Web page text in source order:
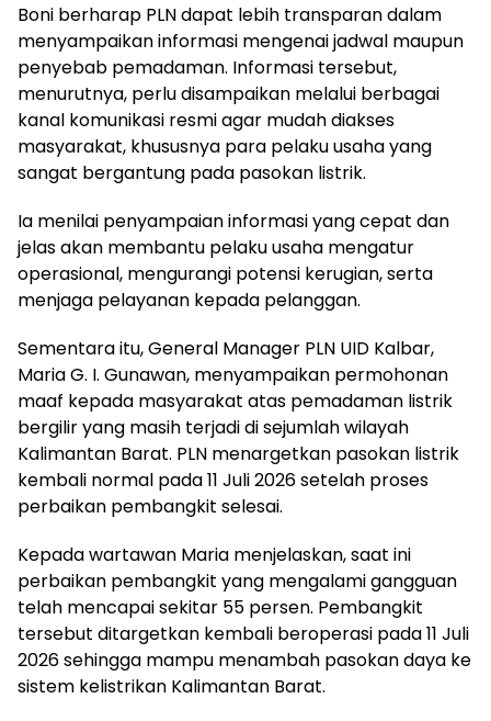
Boni berharap PLN dapat lebih transparan dalam
menyampaikan informasi mengenai jadwal maupun
penyebab pemadaman. Informasi tersebut,
menurutnya, perlu disampaikan melalui berbagai
kanal komunikasi resmi agar mudah diakses
masyarakat, khususnya para pelaku usaha yang
sangat bergantung pada pasokan listrik.
Ia menilai penyampaian informasi yang cepat dan
jelas akan membantu pelaku usaha mengatur
operasional, mengurangi potensi kerugian, serta
menjaga pelayanan kepada pelanggan.
Sementara itu, General Manager PLN UID Kalbar,
Maria G. I. Gunawan, menyampaikan permohonan
maaf kepada masyarakat atas pemadaman listrik
bergilir yang masih terjadi di sejumlah wilayah
Kalimantan Barat. PLN menargetkan pasokan listrik
kembali normal pada 11 Juli 2026 setelah proses
perbaikan pembangkit selesai.
Kepada wartawan Maria menjelaskan, saat ini
perbaikan pembangkit yang mengalami gangguan
telah mencapai sekitar 55 persen. Pembangkit
tersebut ditargetkan kembali beroperasi pada 11 Juli
2026 sehingga mampu menambah pasokan daya ke
sistem kelistrikan Kalimantan Barat.